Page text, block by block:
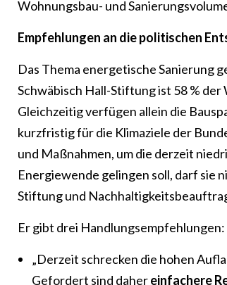
Wohnungsbau- und
Empfehlungen an die politischen
Das Thema energetische Sanierung
Schwäbisch Hall-Stiftung ist 58 %
Gleichzeitig verfügen allein die
kurzfristig für die Klimaziele der
und Maßnahmen, um die derzeit
Energiewende gelingen soll, darf sie
Stiftung und
Er gibt drei Handlungsempfehlungen:
„Derzeit schrecken die hohen
Gefordert sind dahereinfachere